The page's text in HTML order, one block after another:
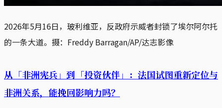
2026年5月16日，玻利维亚，反政府示威者封锁了埃尔阿尔托
的一条大道。摄：Freddy Barragan/AP/达志影像
从「非洲宪兵」到「投资伙伴」：法国试图重新定位与
非洲关系，能挽回影响力吗？